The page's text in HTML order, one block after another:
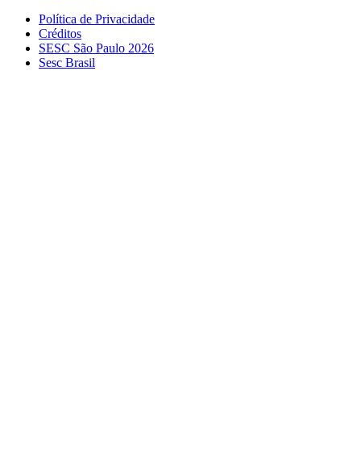
Política de Privacidade
Créditos
SESC São Paulo 2026
Sesc Brasil